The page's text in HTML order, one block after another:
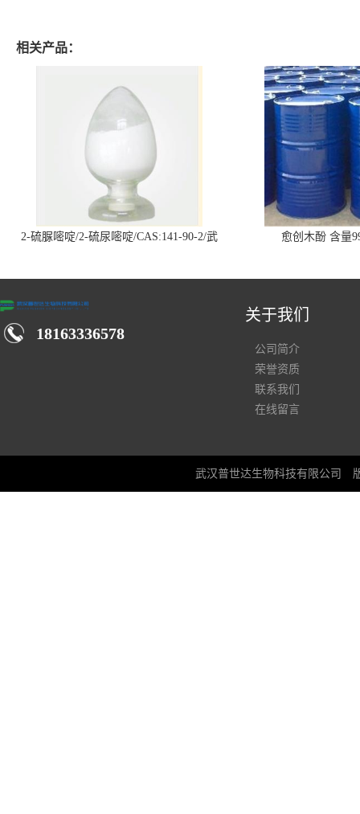
相关产品：
2-硫脲嘧啶/2-硫尿嘧啶/CAS:141-90-2/武
愈创木酚 含量
18163336578
关于我们
公司简介
荣誉资质
联系我们
在线留言
武汉普世达生物科技有限公司